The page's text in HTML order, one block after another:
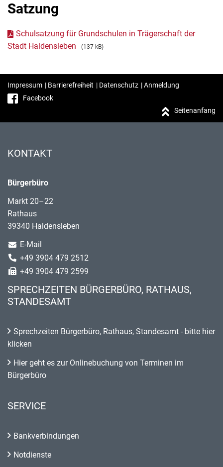
Satzung
Schulsatzung für Grundschulen in Trägerschaft der
Stadt Haldensleben
(137 kB)
Impressum | Barrierefreiheit | Datenschutz |Anmeldung
Facebook
Seitenanfang
KONTAKT
Bürgerbüro
Markt 20–22
Rathaus
39340 Haldensleben
E-Mail
+49 3904 479 2512
+49 3904 479 2599
SPRECHZEITEN BÜRGERBÜRO, RATHAUS,
STANDESAMT
Sprechzeiten Bürgerbüro, Rathaus, Standesamt - bitte hier
klicken
Hier geht es zur Onlinebuchung von Terminen im
Bürgerbüro
SERVICE
Bankverbindungen
Notdienste